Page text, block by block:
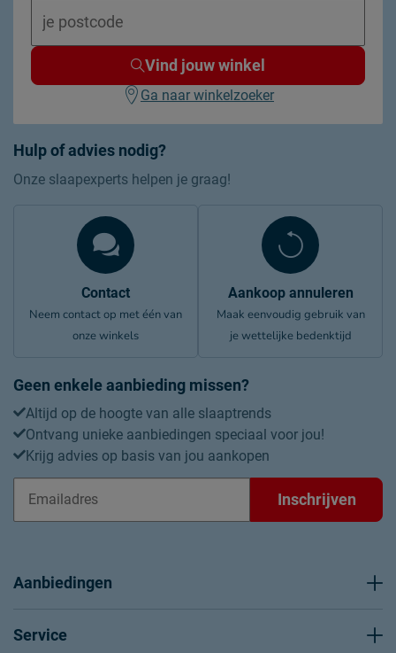
Hulp of advies nodig?
Onze slaapexperts helpen je graag!
Contact
Neem contact op met één van
onze winkels
Aankoop annuleren
Maak eenvoudig gebruik van
je wettelijke bedenktijd
Geen enkele aanbieding missen?
Altijd op de hoogte van alle slaaptrends
Ontvang unieke aanbiedingen speciaal voor jou!
Krijg advies op basis van jou aankopen
Inschrijven
Vind jouw winkel
Ga naar winkelzoeker
Aanbiedingen
Service